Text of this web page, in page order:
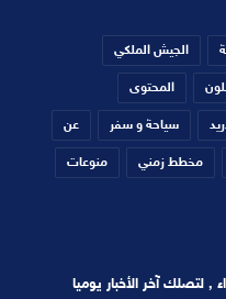
الجيش الملكي
المحتوى
سياحة و سفر عن
مخطط زمني منوعات
, لتصلك آخر الأخبار يوميا